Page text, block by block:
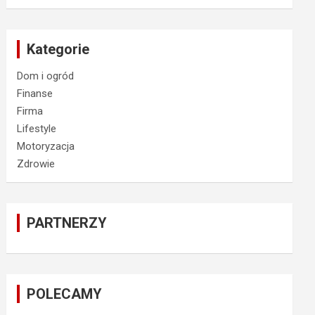
Kategorie
Dom i ogród
Finanse
Firma
Lifestyle
Motoryzacja
Zdrowie
PARTNERZY
POLECAMY